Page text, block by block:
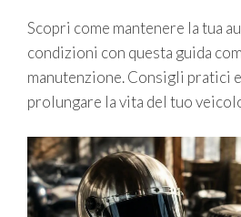
Scopri come mantenere la tua
condizioni con questa guida
manutenzione. Consigli pratici
prolungare la vita del tuo